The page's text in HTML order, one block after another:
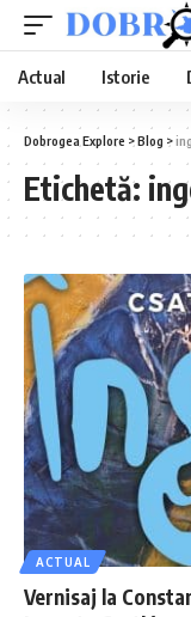
Actual Istorie
Dobrogea Explore >Blog >
Etichetă:
ACTUAL
Vernisaj la